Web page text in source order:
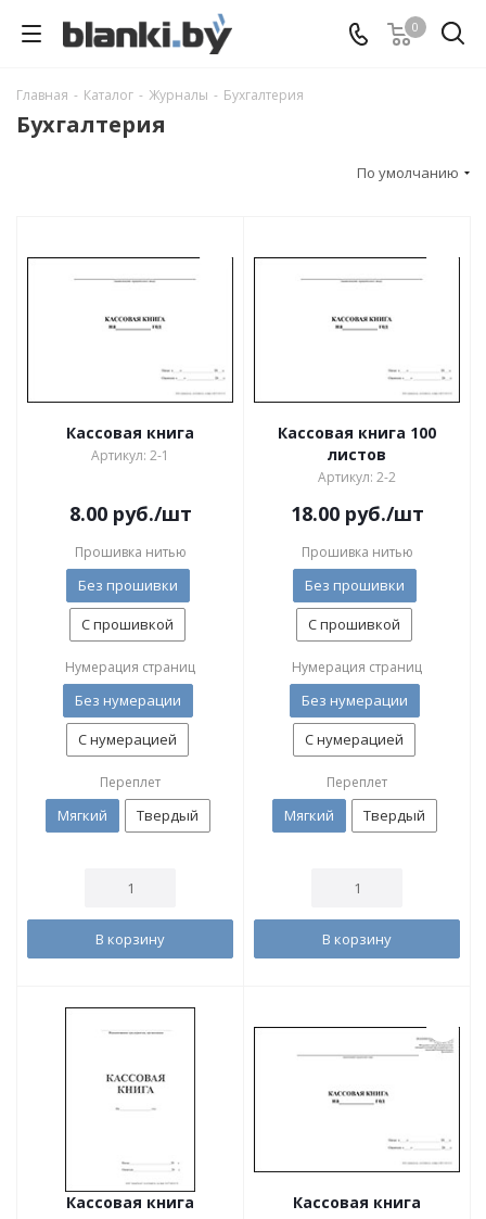
0
Главная - Каталог - Журналы - Бухгалтерия
Бухгалтерия
По умолчанию
Кассовая книга
Артикул: 2-1
8.00руб./шт
Прошивка нитью
Без прошивки
С прошивкой
Нумерация страниц
Без нумерации
С нумерацией
Переплет
Мягкий Твердый
В корзину
Кассовая книга 100
листов
Артикул: 2-2
18.00руб./шт
Прошивка нитью
Без прошивки
С прошивкой
Нумерация страниц
Без нумерации
С нумерацией
Переплет
Мягкий Твердый
В корзину
Кассовая книга
Кассовая книга